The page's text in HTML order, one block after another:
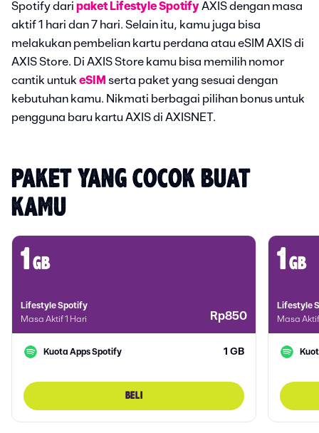
Spotify dari paket Lifestyle SpotifyAXIS dengan masa
aktif 1 hari dan 7 hari. Selain itu, kamu juga bisa
melakukan pembelian kartu perdana atau eSIM AXIS di
AXIS Store. Di AXIS Store kamu bisa memilih nomor
cantik untuk eSIM serta paket yang sesuai dengan
kebutuhan kamu. Nikmati berbagai pilihan bonus untuk
pengguna baru kartu AXIS di AXISNET.
PAKET YANG COCOK BUAT
KAMU
1 gb
Lifestyle Spotify
Masa Aktif 1 Hari
Rp850
Kuota Apps Spotify 1 GB
BELI
1 gb
Lifestyle
Masa